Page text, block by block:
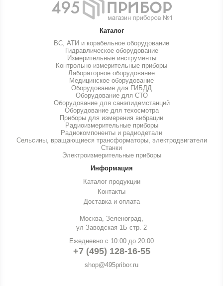
Каталог
ВС, АТИ и корабельное оборудование
Гидравлическое оборудование
Измерительные инструменты
Контрольно-измерительные приборы
Лабораторное оборудование
Медицинское оборудование
Оборудование для ГИБДД
Оборудование для СТО
Оборудование для санэпидемстанций
Оборудование для техосмотра
Приборы для измерения вибрации
Радиоизмерительные приборы
Радиокомпоненты и радиодетали
Сельсины, вращающиеся трансформаторы, электродвигатели
Станки
Электроизмерительные приборы
Информация
Каталог продукции
Контакты
Доставка и оплата
Москва, Зеленоград,
ул Заводская 1Б стр. 2
Ежедневно с 10:00 до 20:00
+7 (495) 128-16-55
shop@495pribor.ru